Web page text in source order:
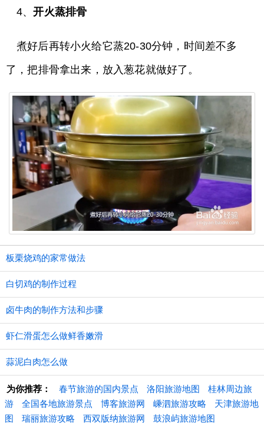
4、开火蒸排骨
煮好后再转小火给它蒸20-30分钟，时间差不多
了，把排骨拿出来，放入葱花就做好了。
板栗烧鸡的家常做法
白切鸡的制作过程
卤牛肉的制作方法和步骤
虾仁滑蛋怎么做鲜香嫩滑
蒜泥白肉怎么做
为你推荐： 春节旅游的国内景点 洛阳旅游地图
桂林周边旅
游
全国各地旅游景点 博客旅游网 嵊泗旅游攻略
天津旅游地
图
瑞丽旅游攻略 西双版纳旅游网 鼓浪屿旅游地图